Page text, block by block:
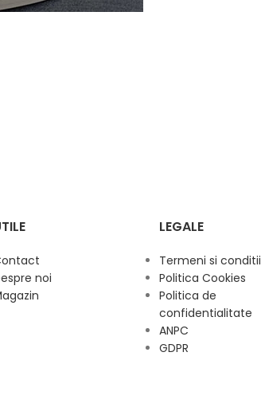
noi
LEGALE
Termeni si conditii
Politica Cookies
Politica de
confidentialitate
ANPC
GDPR